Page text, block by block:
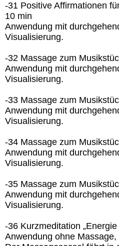
-31 Positive Affirmationen
10 min
Anwendung mit
Visualisierung.
-32 Massage zum
Anwendung mit
Visualisierung.
-33 Massage zum
Anwendung mit
Visualisierung.
-34 Massage zum
Anwendung mit
Visualisierung.
-35 Massage zum
Anwendung mit
Visualisierung.
-36 Kurzmeditation
Anwendung ohne